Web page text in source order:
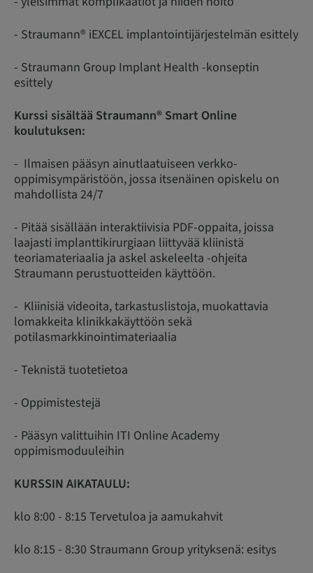
- Straumann® iEXCEL implantointijärjestelmän esittely
- Straumann Group Implant Health -konseptin
esittely
Kurssi sisältää Straumann® Smart Online
koulutuksen:
- Ilmaisen pääsyn ainutlaatuiseen verkko-
oppimisympäristöön, jossa itsenäinen opiskelu on
mahdollista 24/7
- Pitää sisällään interaktiivisia PDF-oppaita, joissa
laajasti implanttikirurgiaan liittyvää kliinistä
teoriamateriaalia ja askel askeleelta -ohjeita
Straumann perustuotteiden käyttöön.
- Kliinisiä videoita, tarkastuslistoja, muokattavia
lomakkeita klinikkakäyttöön sekä
potilasmarkkinointimateriaalia
- Teknistä tuotetietoa
- Oppimistestejä
- Pääsyn valittuihin ITI Online Academy
oppimismoduuleihin
KURSSIN AIKATAULU:
klo 8:00 - 8:15 Tervetuloa ja aamukahvit
klo 8:15 - 8:30 Straumann Group yrityksenä: esitys